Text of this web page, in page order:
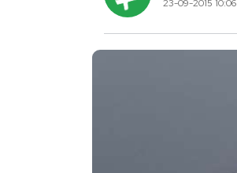
23-09-2015 10:06